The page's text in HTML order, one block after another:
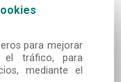
para mejorar
el tráfico, para
mediante el